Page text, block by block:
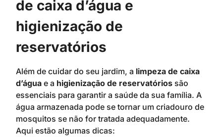
de caixa d’água e
higienização de
reservatórios
Além de cuidar do seu jardim, a limpeza de caixa
d’água e a higienização de reservatórios são
essenciais para garantir a saúde da sua família. A
água armazenada pode se tornar um criadouro de
mosquitos se não for tratada adequadamente.
Aqui estão algumas dicas: